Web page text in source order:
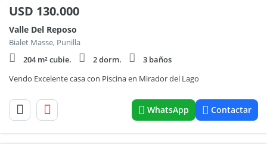
USD 130.000
Valle Del Reposo
Bialet Masse, Punilla
204 m² cubie.
2 dorm.
3 baños
Vendo Excelente casa con Piscina en Mirador del Lago
WhatsApp Contactar